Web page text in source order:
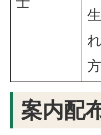
方
案内配